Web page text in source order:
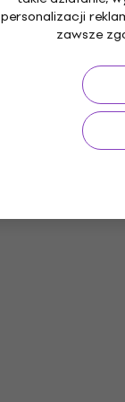
personalizacji
zawsze